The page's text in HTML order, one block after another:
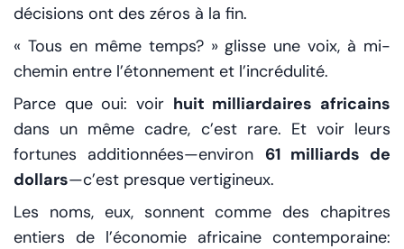
décisions ont des zéros à la fin.
« Tous en même temps? » glisse une voix, à mi-
chemin entre l’étonnement et l’incrédulité.
Parce que oui: voir huit milliardaires africains
dans un même cadre, c’est rare. Et voir leurs
fortunes additionnées—environ 61 milliards de
dollars—c’est presque vertigineux.
Les noms, eux, sonnent comme des chapitres
entiers de l’économie africaine contemporaine: